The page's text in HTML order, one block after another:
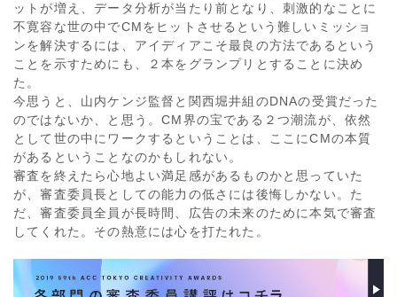
ットが増え、データ分析が当たり前となり、刺激的なことに
不寛容な世の中でCMをヒットさせるという難しいミッショ
ンを解決するには、アイディアこそ最良の方法であるという
ことを示すためにも、２本をグランプリとすることに決め
た。
今思うと、山内ケンジ監督と関西堀井組のDNAの受賞だった
のではないか、と思う。CM界の宝である２つ潮流が、依然
として世の中にワークするということは、ここにCMの本質
があるということなのかもしれない。
審査を終えたら心地よい満足感があるものかと思っていた
が、審査委員長としての能力の低さには後悔しかない。た
だ、審査委員全員が長時間、広告の未来のために本気で審査
してくれた。その熱意には心を打たれた。